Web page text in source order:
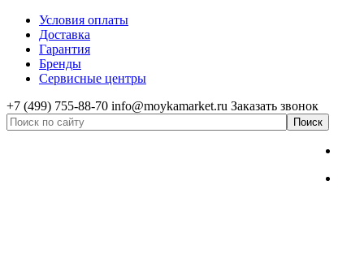
Условия оплаты
Доставка
Гарантия
Бренды
Сервисные центры
+7 (499) 755-88-70 info@moykamarket.ru Заказать звонок